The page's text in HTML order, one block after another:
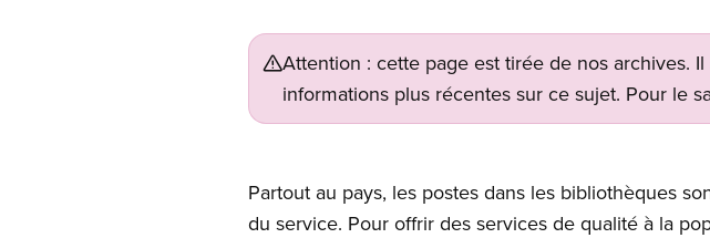
Attention : cette page est tirée de nos archives.
informations plus récentes sur ce sujet. Pour le
Partout au pays, les postes dans les bibliothèques
du service. Pour offrir des services de qualité à la